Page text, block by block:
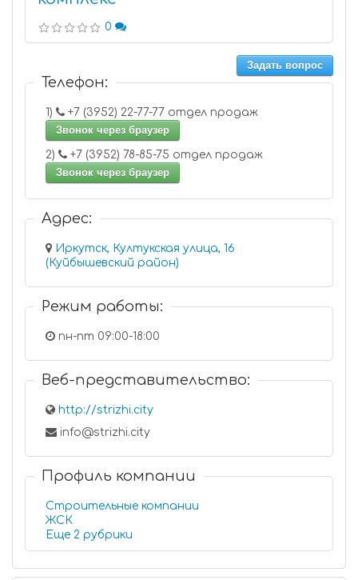
0
Задать вопрос
Телефон:
1)
+7 (3952) 22-77-77 отдел продаж
Звонок через браузер
2)
+7 (3952) 78-85-75 отдел продаж
Звонок через браузер
Адрес:
Иркутск, Култукская улица, 16
(Куйбышевский район)
Режим работы:
пн-пт 09:00-18:00
Веб-представительство:
http://strizhi.city
info@strizhi.city
Профиль компании
Строительные компании
ЖСК
Еще 2 рубрики